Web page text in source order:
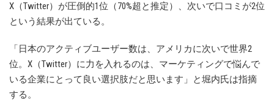
X（Twitter）が圧倒的1位（70%超と推定）、次いで口コミが2位
という結果が出ている。
「日本のアクティブユーザー数は、アメリカに次いで世界2
位。X（Twitter）に力を入れるのは、マーケティングで悩んで
いる企業にとって良い選択肢だと思います」と堀内氏は指摘
する。